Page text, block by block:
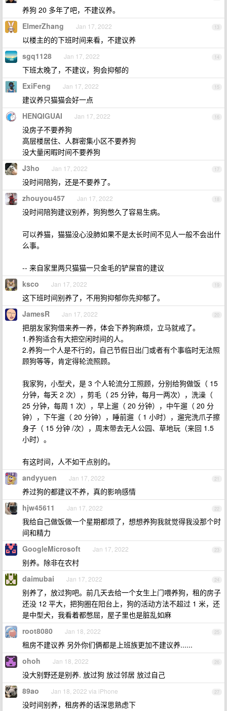
养狗 20 多年了吧，不建议养。
13
ElmerZhang Jan 17, 2022
以楼主的的下班时间来看，不建议养
14
sgq1128 Jan 17, 2022
下班太晚了，不建议，狗会抑郁的
15
ExiFeng Jan 17, 2022
建议养只猫猫会好一点
16
HENQIGUAI Jan 17, 2022
没房子不要养狗
高层楼居住、人群密集小区不要养狗
没大量闲暇时间不要养狗
17
J3ho Jan 17, 2022
没时间陪狗，还是不要养了。
18
zhouyou457 Jan 17, 2022
没时间陪狗建议别养，狗狗憋久了容易生病。
可以养猫，猫猫没心没肺如果不是太长时间不见人一般不会出什
么事。
-- 来自家里两只猫猫一只金毛的铲屎官的建议
19
ksco Jan 17, 2022
这下班时间别养了，不用狗抑郁你先抑郁了。
20
JamesR Jan 17, 2022
把朋友家狗借来养一养，体会下养狗麻烦，立马就戒了。
1.养狗适合有大把空闲时间的人。
2.养狗一个人是不行的，自己节假日出门或者有个事临时无法照
顾狗等等，肯定得轮流照顾。
我家狗，小型犬，是 3 个人轮流分工照顾，分别给狗做饭（ 15
分钟，每天 2 次），剪毛（ 25 分钟，每月一两次），洗澡（
25 分钟，每周 1 次），早上遛（ 20 分钟），中午遛（ 20 分
钟），下午遛（ 20 分钟），睡前遛（ 1 小时），遛完洗爪子擦
身子（ 15 分钟 /次），周末带去无人公园、草地玩（来回 1.5
小时）。
有这时间，人不如干点别的。
21
andyyuen Jan 17, 2022
养过狗的都建议不养，真的影响感情
22
hjw45611 Jan 17, 2022
我给自己做饭做一个星期都烦了，想想养狗我就觉得我没那个时
间和精力
23
GoogleMicrosoft Jan 17, 2022
别养。除非在农村
24
daimubai Jan 17, 2022
别养了，放过狗吧。前几天去给一个女生上门喂养狗，租的房子
还没 12 平大，把狗圈在阳台上，狗的活动方法不超过 1 米，还
是中型犬，我看着都憋屈，屋子里也是脏乱如麻
25
root8080 Jan 18, 2022
租房不建议养 另外你们俩都是上班族更加不建议养......
26
ohoh Jan 18, 2022
没大别野还是别养. 放过狗 放过邻居 放过自己
27
89ao Jan 18, 2022 via iPhone
没时间别养，租房养的话深思熟虑下